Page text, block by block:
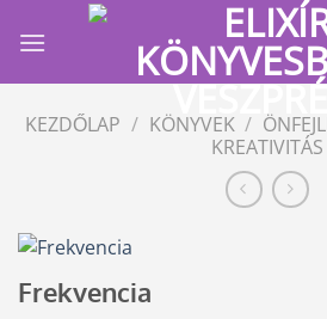
KEZDŐLAP / KÖNYVEK /
KREATIVITÁS
Frekvencia